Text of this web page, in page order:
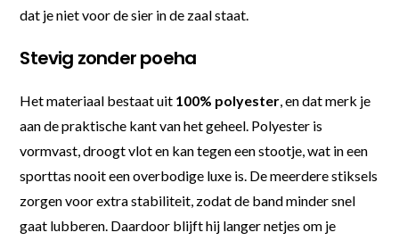
dat je niet voor de sier in de zaal staat.
Stevig zonder poeha
Het materiaal bestaat uit 100% polyester, en dat merk je
aan de praktische kant van het geheel. Polyester is
vormvast, droogt vlot en kan tegen een stootje, wat in een
sporttas nooit een overbodige luxe is. De meerdere stiksels
zorgen voor extra stabiliteit, zodat de band minder snel
gaat lubberen. Daardoor blijft hij langer netjes om je